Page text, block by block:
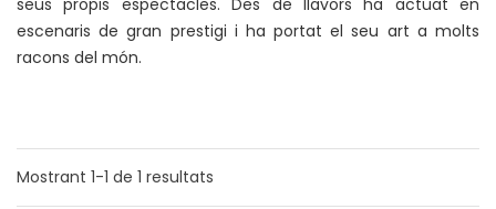
seus propis espectacles. Des de llavors ha actuat en
escenaris de gran prestigi i ha portat el seu art a molts
racons del món.
Mostrant 1-1 de 1 resultats